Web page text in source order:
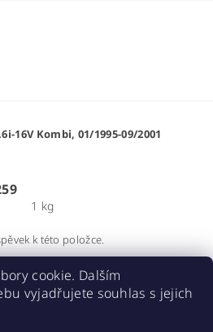
16V Kombi, 01/1995-09/2001
1 kg
k této položce.
cookie. Dalším
vyjadřujete souhlas s jejich